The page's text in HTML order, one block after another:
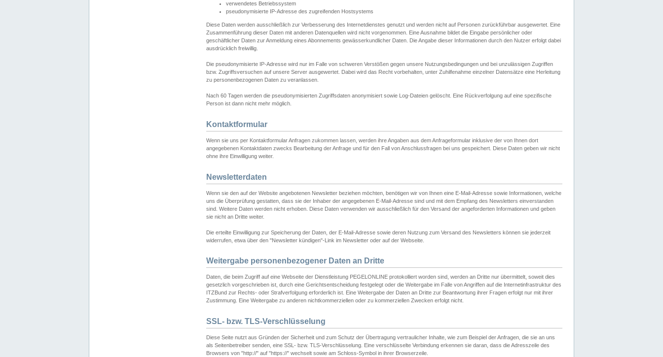
verwendetes Betriebssystem
pseudonymisierte IP-Adresse des zugreifenden Hostsystems
Diese Daten werden ausschließlich zur Verbesserung des Internetdienstes genutzt und werden nicht auf Personen zurückführbar ausgewertet. Eine
Zusammenführung dieser Daten mit anderen Datenquellen wird nicht vorgenommen. Eine Ausnahme bildet die Eingabe persönlicher oder
geschäftlicher Daten zur Anmeldung eines Abonnements gewässerkundlicher Daten. Die Angabe dieser Informationen durch den Nutzer erfolgt dabei
ausdrücklich freiwillig.
Die pseudonymisierte IP-Adresse wird nur im Falle von schweren Verstößen gegen unsere Nutzungsbedingungen und bei unzulässigen Zugriffen
bzw. Zugriffsversuchen auf unsere Server ausgewertet. Dabei wird das Recht vorbehalten, unter Zuhilfenahme einzelner Datensätze eine Herleitung
zu personenbezogenen Daten zu veranlassen.
Nach 60 Tagen werden die pseudonymisierten Zugriffsdaten anonymisiert sowie Log-Dateien gelöscht. Eine Rückverfolgung auf eine spezifische
Person ist dann nicht mehr möglich.
Kontaktformular
Wenn sie uns per Kontaktformular Anfragen zukommen lassen, werden ihre Angaben aus dem Anfrageformular inklusive der von Ihnen dort
angegebenen Kontaktdaten zwecks Bearbeitung der Anfrage und für den Fall von Anschlussfragen bei uns gespeichert. Diese Daten geben wir nicht
ohne ihre Einwilligung weiter.
Newsletterdaten
Wenn sie den auf der Website angebotenen Newsletter beziehen möchten, benötigen wir von Ihnen eine E-Mail-Adresse sowie Informationen, welche
uns die Überprüfung gestatten, dass sie der Inhaber der angegebenen E-Mail-Adresse sind und mit dem Empfang des Newsletters einverstanden
sind. Weitere Daten werden nicht erhoben. Diese Daten verwenden wir ausschließlich für den Versand der angeforderten Informationen und geben
sie nicht an Dritte weiter.
Die erteilte Einwilligung zur Speicherung der Daten, der E-Mail-Adresse sowie deren Nutzung zum Versand des Newsletters können sie jederzeit
widerrufen, etwa über den "Newsletter kündigen"-Link im Newsletter oder auf der Webseite.
Weitergabe personenbezogener Daten an Dritte
Daten, die beim Zugriff auf eine Webseite der Dienstleistung PEGELONLINE protokolliert worden sind, werden an Dritte nur übermittelt, soweit dies
gesetzlich vorgeschrieben ist, durch eine Gerichtsentscheidung festgelegt oder die Weitergabe im Falle von Angriffen auf die Internetinfrastruktur des
ITZBund zur Rechts- oder Strafverfolgung erforderlich ist. Eine Weitergabe der Daten an Dritte zur Beantwortung ihrer Fragen erfolgt nur mit ihrer
Zustimmung. Eine Weitergabe zu anderen nichtkommerziellen oder zu kommerziellen Zwecken erfolgt nicht.
SSL- bzw. TLS-Verschlüsselung
Diese Seite nutzt aus Gründen der Sicherheit und zum Schutz der Übertragung vertraulicher Inhalte, wie zum Beispiel der Anfragen, die sie an uns
als Seitenbetreiber senden, eine SSL- bzw. TLS-Verschlüsselung. Eine verschlüsselte Verbindung erkennen sie daran, dass die Adresszeile des
Browsers von "http://" auf "https://" wechselt sowie am Schloss-Symbol in ihrer Browserzeile.